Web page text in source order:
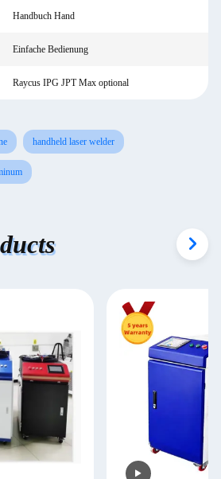
Handbuch Hand
Einfache Bedienung
Raycus IPG JPT Max optional
handheld laser welder